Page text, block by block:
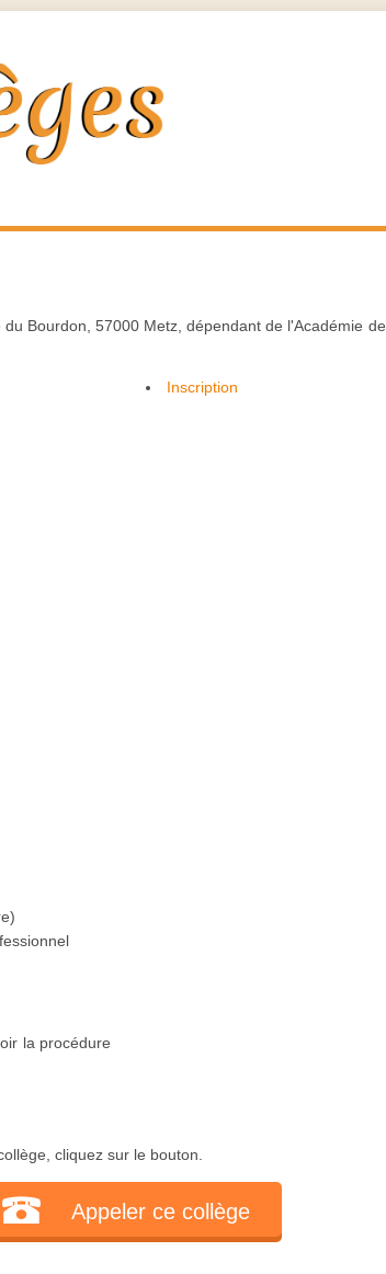
Bourdon, 57000 Metz, dépendant de l'Académie
Inscription
la procédure
cliquez sur le bouton.
Appeler ce collège